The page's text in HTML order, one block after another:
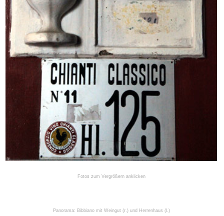
Fotos zum Vergrößern anklicken
Panorama: Bibbiano mit Weingut (r.) und Herrenhaus (l.)